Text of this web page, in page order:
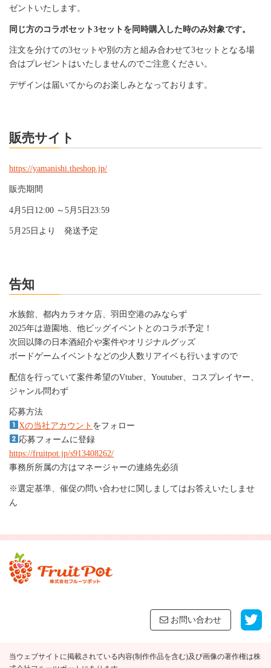
ゼントいたします。
同じ方のコラボセット3セットを同時購入した時のみ対象です。
注文を分けての3セットや別の方と組み合わせて3セットとなる場
合はプレゼントはいたしませんのでご注意ください。
デザインは届いてからのお楽しみとなっております。
販売サイト
https://yamanishi.theshop.jp/
販売期間
4月5日12:00 ～5月5日23:59
5月25日より 発送予定
告知
水族館、都内カラオケ店、羽田空港のみならず
2025年は遊園地、他ビッグイベントとのコラボ予定！
次回以降の日本酒紹介や案件やオリジナルグッズ
ボードゲームイベントなどの少人数リアイベも行いますので
配信を行っていて案件希望のVtuber、Youtuber、コスプレイヤー、
ジャンル問わず
応募方法
Xの当社アカウント をフォロー
応募フォームに登録
https://fruitpot.jp/s913408262/
事務所所属の方はマネージャーの連絡先必須
※選定基準、催促の問い合わせに関しましてはお答えいたしませ
ん
お問い合わせ
当ウェブサイトに掲載されている内容(制作作品を含む)及び画像の著作権は株